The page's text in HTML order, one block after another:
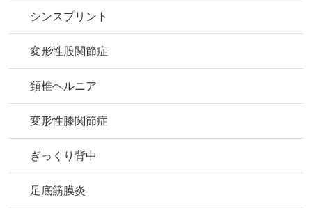
シンスプリント
変形性股関節症
頚椎ヘルニア
変形性膝関節症
ぎっくり背中
足底筋膜炎